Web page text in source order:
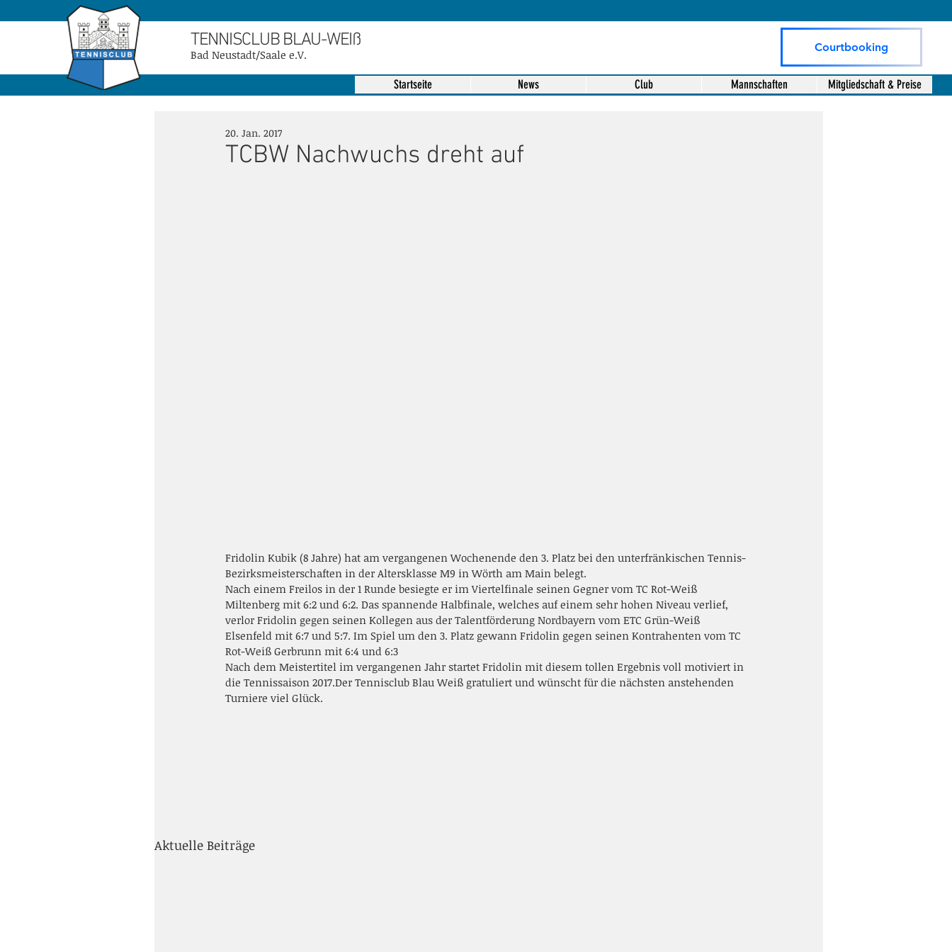
TENNISCLUB BLAU-WEIß
Bad Neustadt/Saale e.V.
Courtbooking
Startseite News Club Mannschaften Mitgliedschaft & Preise
TCBW Nachwuchs dreht auf
20. Jan. 2017
Fridolin Kubik (8 Jahre) hat am vergangenen Wochenende den 3. Platz bei den unterfränkischen Tennis-
Bezirksmeisterschaften in der Altersklasse M9 in Wörth am Main belegt.
Nach einem Freilos in der 1 Runde besiegte er im Viertelfinale seinen Gegner vom TC Rot-Weiß
Miltenberg mit 6:2 und 6:2. Das spannende Halbfinale, welches auf einem sehr hohen Niveau verlief,
verlor Fridolin gegen seinen Kollegen aus der Talentförderung Nordbayern vom ETC Grün-Weiß
Elsenfeld mit 6:7 und 5:7. Im Spiel um den 3. Platz gewann Fridolin gegen seinen Kontrahenten vom TC
Rot-Weiß Gerbrunn mit 6:4 und 6:3
Nach dem Meistertitel im vergangenen Jahr startet Fridolin mit diesem tollen Ergebnis voll motiviert in
die Tennissaison 2017.Der Tennisclub Blau Weiß gratuliert und wünscht für die nächsten anstehenden
Turniere viel Glück.
Aktuelle Beiträge